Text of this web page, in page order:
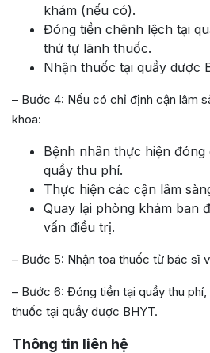
khám (nếu có).
Đóng tiền chênh lệch tại
thứ tự lãnh thuốc.
Nhận thuốc tại quầy dược
– Bước 4: Nếu có chỉ định cận lâm
khoa:
Bệnh nhân thực hiện đóng
quầy thu phí.
Thực hiện các cận lâm
Quay lại phòng khám ban
vấn điều trị.
– Bước 5: Nhận toa thuốc từ bác sĩ
– Bước 6: Đóng tiền tại quầy thu phí,
thuốc tại quầy dược BHYT.
Thông tin liên hệ